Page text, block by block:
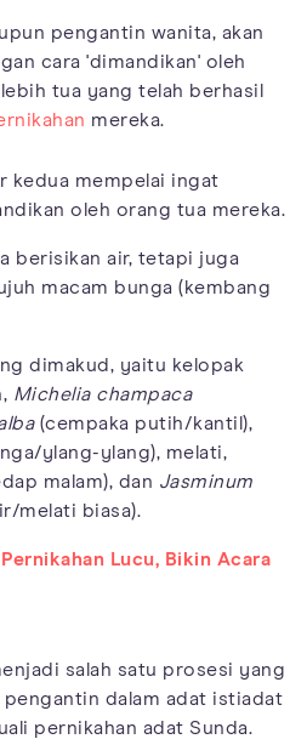
pengantin wanita, akan
cara 'dimandikan' oleh
tua yang telah berhasil
mereka.
kedua mempelai ingat
oleh orang tua mereka.
berisikan air, tetapi juga
macam bunga (kembang
dimakud, yaitu kelopak
Michelia champaca
(cempaka putih/kantil),
ylang-ylang), melati,
malam), dan Jasminum
melati biasa).
Lucu, Bikin Acara
salah satu prosesi yang
pengantin dalam adat istiadat
pernikahan adat Sunda.